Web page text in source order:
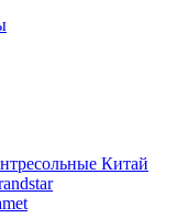
Китай